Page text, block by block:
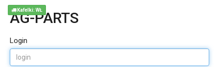
AG-PARTS
Login
Kafelki: WŁ